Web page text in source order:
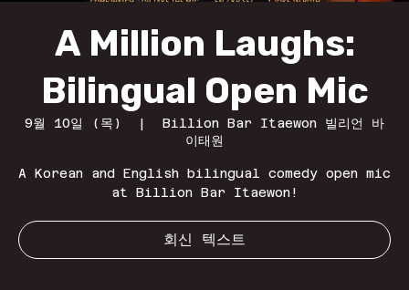
A Million Laughs:
Bilingual Open Mic
9월 10일 (목)
  |
Billion Bar Itaewon 빌리언 바
이태원
A Korean and English bilingual comedy open mic
at Billion Bar Itaewon!
회신 텍스트